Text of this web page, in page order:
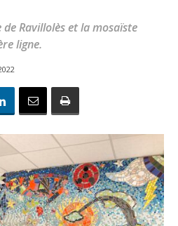
de Ravillolès et la mosaïste
ligne.